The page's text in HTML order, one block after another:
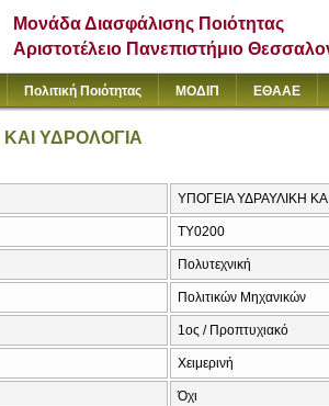
Μονάδα Διασφάλισης Ποιότητας
Αριστοτέλειο Πανεπιστήμιο
Πολιτική Ποιότητας ΜΟΔΙΠ ΕΘΑΑΕ
ΥΔΡΟΛΟΓΙΑ
ΥΠΟΓΕΙΑ ΥΔΡΑΥΛΙΚΗ
ΤΥ0200
Πολυτεχνική
Πολιτικών Μηχανικών
1ος / Προπτυχιακό
Χειμερινή
Όχι